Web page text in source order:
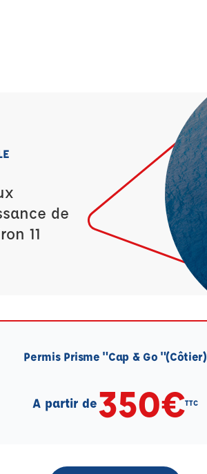
de
11
Permis Prisme "Cap & Go "(Côtier)
A partir de350€TTC